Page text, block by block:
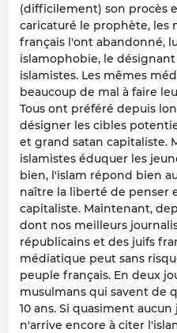
(difficilement) son procès
caricaturé le prophète, les
français l'ont abandonné,
islamophobie, le
islamistes. Les mêmes
beaucoup de mal à faire
Tous ont préféré depuis
désigner les cibles
et grand satan capitaliste.
islamistes éduquer les
bien, l'islam répond bien
naître la liberté de penser
capitaliste. Maintenant,
dont nos meilleurs
républicains et des juifs
médiatique peut sans
peuple français. En deux
musulmans qui savent de
10 ans. Si quasiment
n'arrive encore à citer